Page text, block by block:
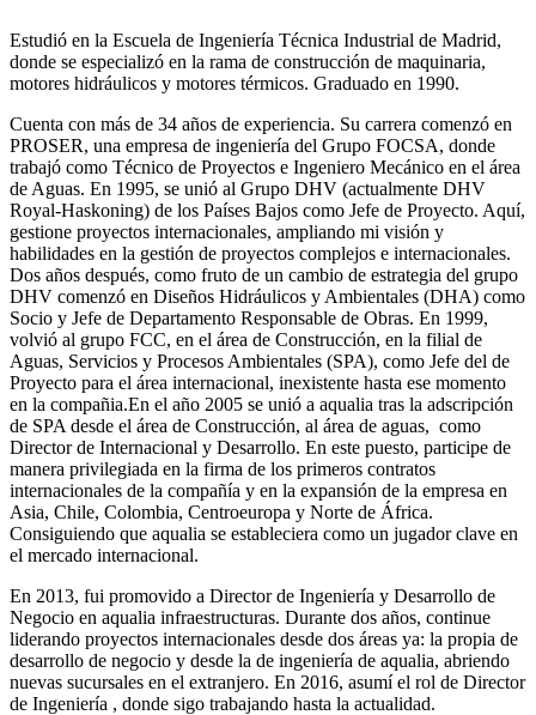
Estudió en la Escuela de Ingeniería Técnica Industrial de Madrid,
donde se especializó en la rama de construcción de maquinaria,
motores hidráulicos y motores térmicos. Graduado en 1990.
Cuenta con más de 34 años de experiencia. Su carrera comenzó en
PROSER, una empresa de ingeniería del Grupo FOCSA, donde
trabajó como Técnico de Proyectos e Ingeniero Mecánico en el área
de Aguas. En 1995, se unió al Grupo DHV (actualmente DHV
Royal-Haskoning) de los Países Bajos como Jefe de Proyecto. Aquí,
gestione proyectos internacionales, ampliando mi visión y
habilidades en la gestión de proyectos complejos e internacionales.
Dos años después, como fruto de un cambio de estrategia del grupo
DHV comenzó en Diseños Hidráulicos y Ambientales (DHA) como
Socio y Jefe de Departamento Responsable de Obras. En 1999,
volvió al grupo FCC, en el área de Construcción, en la filial de
Aguas, Servicios y Procesos Ambientales (SPA), como Jefe del de
Proyecto para el área internacional, inexistente hasta ese momento
en la compañia.En el año 2005 se unió a aqualia tras la adscripción
de SPA desde el área de Construcción, al área de aguas, como
Director de Internacional y Desarrollo. En este puesto, participe de
manera privilegiada en la firma de los primeros contratos
internacionales de la compañía y en la expansión de la empresa en
Asia, Chile, Colombia, Centroeuropa y Norte de África.
Consiguiendo que aqualia se estableciera como un jugador clave en
el mercado internacional.
En 2013, fui promovido a Director de Ingeniería y Desarrollo de
Negocio en aqualia infraestructuras. Durante dos años, continue
liderando proyectos internacionales desde dos áreas ya: la propia de
desarrollo de negocio y desde la de ingeniería de aqualia, abriendo
nuevas sucursales en el extranjero. En 2016, asumí el rol de Director
de Ingeniería , donde sigo trabajando hasta la actualidad.